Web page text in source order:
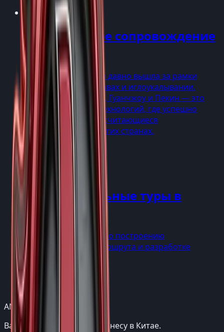
Медицинское сопровождение
в Китае
Китайская медицина давно вышла за рамки
представлений о травах и иглоукалывании.
Сегодня Шэньчжэнь, Гуанчжоу и Пекин — это
мировые хабы биотехнологий, где успешно
лечат заболевания, считающиеся
неизлечимыми в других странах.
Услуги
Индивидуальные туры в
Китае
Эксклюзивня услуга по построению
индивидуального маршрута и разработке
персонального тура
Услуги
ANSIMOFFF
Ваш мост к успешному бизнесу в Китае.